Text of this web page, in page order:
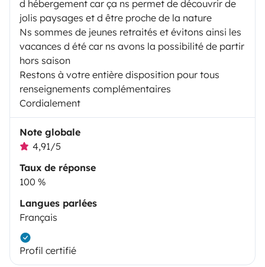
d hébergement car ça ns permet de découvrir de
jolis paysages et d être proche de la nature
Ns sommes de jeunes retraités et évitons ainsi les
vacances d été car ns avons la possibilité de partir
hors saison
Restons à votre entière disposition pour tous
renseignements complémentaires
Cordialement
Note globale
4,91/5
Taux de réponse
100 %
Langues parlées
Français
Profil certifié